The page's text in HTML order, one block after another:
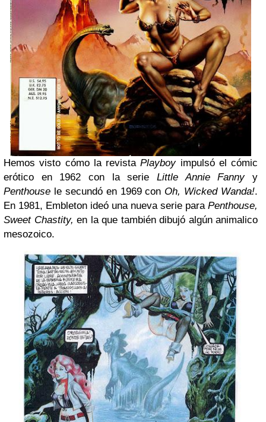
Hemos visto cómo la revistaPlayboyimpulsó el cómic
erótico en 1962 con la serie Little Annie Fanny y
Penthouse le secundó en 1969 con Oh, Wicked Wanda!.
En 1981, Embleton ideó una nueva serie para Penthouse,
Sweet Chastity, en la que también dibujó algún animalico
mesozoico.